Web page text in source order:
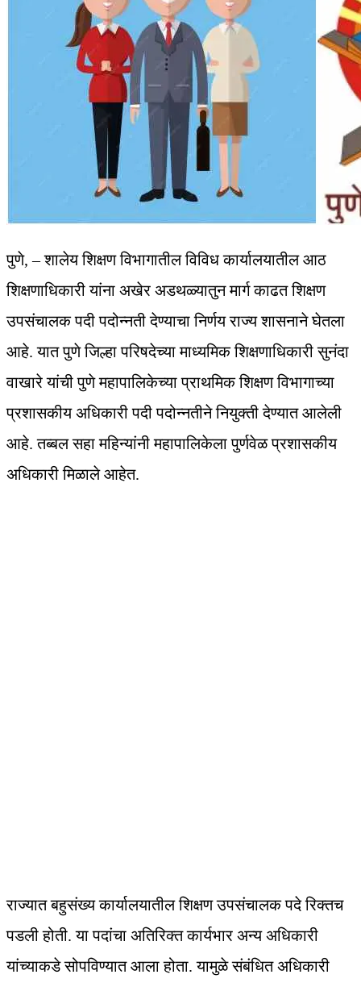
पुणे, – शालेय शिक्षण विभागातील विविध कार्यालयातील आठ
शिक्षणाधिकारी यांना अखेर अडथळ्यातुन मार्ग काढत शिक्षण
उपसंचालक पदी पदोन्नती देण्याचा निर्णय राज्य शासनाने घेतला
आहे. यात पुणे जिल्हा परिषदेच्या माध्यमिक शिक्षणाधिकारी सुनंदा
वाखारे यांची पुणे महापालिकेच्या प्राथमिक शिक्षण विभागाच्या
प्रशासकीय अधिकारी पदी पदोन्नतीने नियुक्ती देण्यात आलेली
आहे. तब्बल सहा महिन्यांनी महापालिकेला पुर्णवेळ प्रशासकीय
अधिकारी मिळाले आहेत.
राज्यात बहुसंख्य कार्यालयातील शिक्षण उपसंचालक पदे रिक्तच
पडली होती. या पदांचा अतिरिक्त कार्यभार अन्य अधिकारी
यांच्याकडे सोपविण्यात आला होता. यामुळे संबंधित अधिकारी